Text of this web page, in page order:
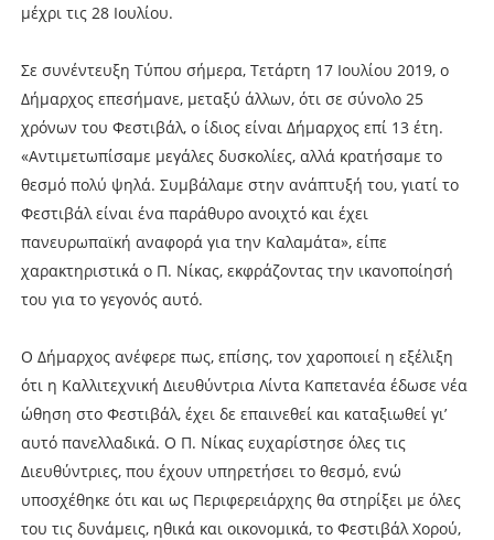
μέχρι τις 28 Ιουλίου.
Σε συνέντευξη Τύπου σήμερα, Τετάρτη 17 Ιουλίου 2019, ο
Δήμαρχος επεσήμανε, μεταξύ άλλων, ότι σε σύνολο 25
χρόνων του Φεστιβάλ, ο ίδιος είναι Δήμαρχος επί 13 έτη.
«Αντιμετωπίσαμε μεγάλες δυσκολίες, αλλά κρατήσαμε το
θεσμό πολύ ψηλά. Συμβάλαμε στην ανάπτυξή του, γιατί το
Φεστιβάλ είναι ένα παράθυρο ανοιχτό και έχει
πανευρωπαϊκή αναφορά για την Καλαμάτα», είπε
χαρακτηριστικά ο Π. Νίκας, εκφράζοντας την ικανοποίησή
του για το γεγονός αυτό.
Ο Δήμαρχος ανέφερε πως, επίσης, τον χαροποιεί η εξέλιξη
ότι η Καλλιτεχνική Διευθύντρια Λίντα Καπετανέα έδωσε νέα
ώθηση στο Φεστιβάλ, έχει δε επαινεθεί και καταξιωθεί γι’
αυτό πανελλαδικά. Ο Π. Νίκας ευχαρίστησε όλες τις
Διευθύντριες, που έχουν υπηρετήσει το θεσμό, ενώ
υποσχέθηκε ότι και ως Περιφερειάρχης θα στηρίξει με όλες
του τις δυνάμεις, ηθικά και οικονομικά, το Φεστιβάλ Χορού,